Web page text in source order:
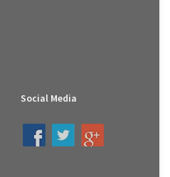
Social Media